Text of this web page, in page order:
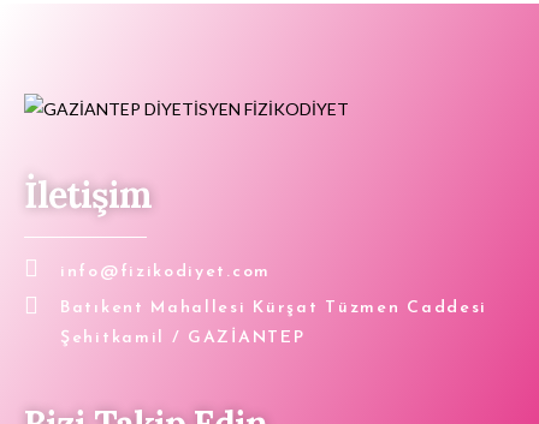
İletişim
info@fizikodiyet.com
Batıkent Mahallesi Kürşat Tüzmen Caddesi
Şehitkamil / GAZİANTEP